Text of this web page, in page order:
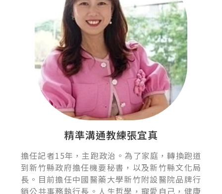
精準溝通教練張宜真
擔任記者15年，主跑政治。為了家庭，轉換跑道
到新竹縣政府擔任機要秘書，以及新竹縣文化局
長。目前擔任中國醫藥大學新竹附設醫院品牌行
銷公共事務執行長。人生哲學，寵愛自己，健康